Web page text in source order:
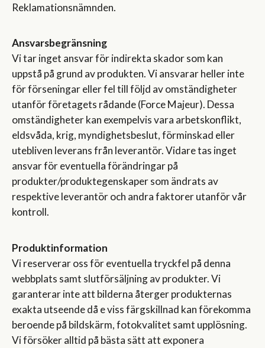
Reklamationsnämnden.
Ansvarsbegränsning
Vi tar inget ansvar för indirekta skador som kan
uppstå på grund av produkten. Vi ansvarar heller inte
för förseningar eller fel till följd av omständigheter
utanför företagets rådande (Force Majeur). Dessa
omständigheter kan exempelvis vara arbetskonflikt,
eldsvåda, krig, myndighetsbeslut, förminskad eller
utebliven leverans från leverantör. Vidare tas inget
ansvar för eventuella förändringar på
produkter/produktegenskaper som ändrats av
respektive leverantör och andra faktorer utanför vår
kontroll.
Produktinformation
Vi reserverar oss för eventuella tryckfel på denna
webbplats samt slutförsäljning av produkter. Vi
garanterar inte att bilderna återger produkternas
exakta utseende då e viss färgskillnad kan förekomma
beroende på bildskärm, fotokvalitet samt upplösning.
Vi försöker alltid på bästa sätt att exponera